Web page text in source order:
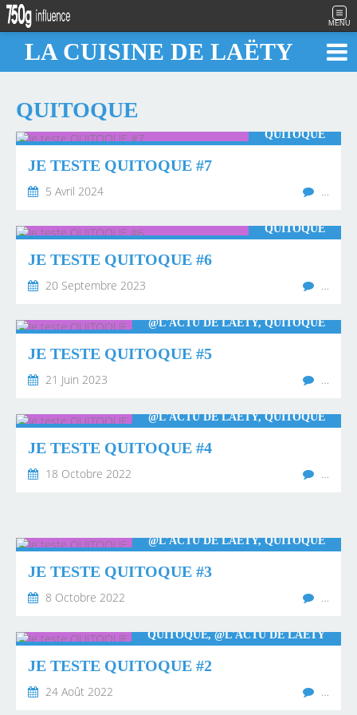
MENU
LA CUISINE DE LAËTY
QUITOQUE
QUITOQUE
JE TESTE QUITOQUE #7
5 Avril 2024 …
QUITOQUE
JE TESTE QUITOQUE #6
20 Septembre 2023 …
@L'ACTU DE LAËTY, QUITOQUE
JE TESTE QUITOQUE #5
21 Juin 2023 …
@L'ACTU DE LAËTY, QUITOQUE
JE TESTE QUITOQUE #4
18 Octobre 2022 …
@L'ACTU DE LAËTY, QUITOQUE
JE TESTE QUITOQUE #3
8 Octobre 2022 …
QUITOQUE, @L'ACTU DE LAËTY
JE TESTE QUITOQUE #2
24 Août 2022 …